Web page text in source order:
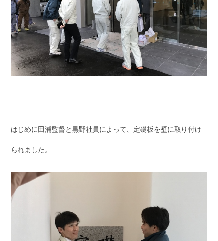
はじめに田浦監督と黒野社員によって、定礎板を壁に取り付け
られました。